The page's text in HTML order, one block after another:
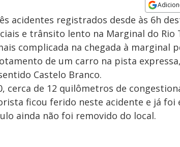
Opens
acidentes registrados desde às 6h
e trânsito lento na Marginal do Rio
complicada na chegada à marginal
de um carro na pista
Castelo Branco.
cerca de 12 quilômetros de
ficou ferido neste acidente e já foi
ainda não foi removido do local.